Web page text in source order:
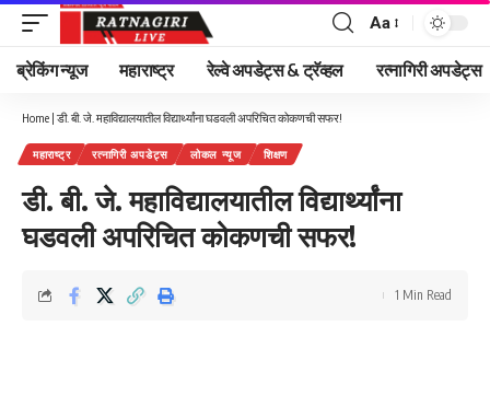
Font
Resizer
Aa
ब्रेकिंग न्यूज महाराष्ट्र रेल्वे अपडेट्स & ट्रॅव्हल रत्नागिरी अपडेट्स
Home | डी. बी. जे. महाविद्यालयातील विद्यार्थ्यांना घडवली अपरिचित कोकणची सफर!
महाराष्ट्र रत्नागिरी अपडेट्स लोकल न्यूज शिक्षण
डी. बी. जे. महाविद्यालयातील विद्यार्थ्यांना
घडवली अपरिचित कोकणची सफर!
1 Min Read